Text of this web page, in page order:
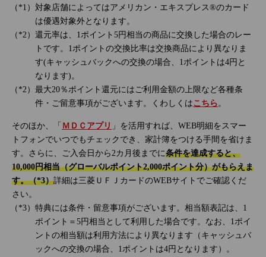
対象店舗によってはアメリカン・エキスプレス®のカード
は優遇対象外となります。
還元率は、1ポイント5円相当の商品に交換した場合のレー
トです。1ポイントの交換比率は交換商品により異なりま
す(キャッシュバックへの交換の場合、1ポイントは4円と
なります)。
最大20％ポイント還元にはご利用金額の上限など各種条
件・ご留意事項がございます。くわしくはこちら。
そのほか、「 ＭＤＣアプリ 」を活用すれば、WEB明細をスマー
トフォンでいつでもチェックでき、家計簿をつける手間を省けま
す。さらに、ご入会日から2カ月後までに条件を達成すると、
10,000円相当（グローバルポイント2,000ポイント分）がもらえま
す。（*3）詳細は三菱ＵＦＪカードのWEBサイトでご確認くだ
さい。
特典には条件・留意事項がございます。相当額表記は、1
ポイント＝5円相当として利用した場合です。なお、1ポイ
ントの相当額は利用方法により異なります（キャッシュバ
ックへの交換の場合、1ポイントは4円となります）。